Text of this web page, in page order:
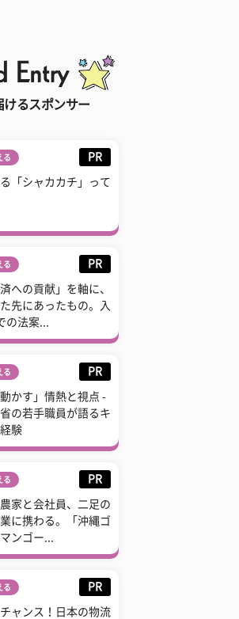
けるスポンサー
る PR
「シャカカチ」って
る PR
への貢献」を軸に、
先にあったもの。入
の法案...
る PR
動かす」情熱と視点 -
の若手職員が語るキ
験
る PR
家と会社員、二足の
に携わる。「沖縄ゴ
ンゴー...
る PR
ャンス！日本の物流